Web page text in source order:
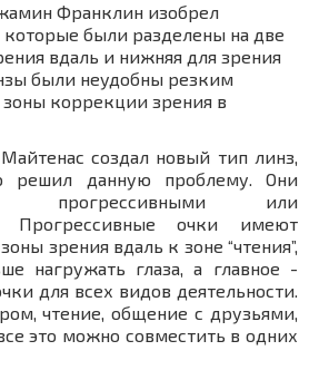
Франклин изобрел
были разделены на две
вдаль и нижняя для зрения
были неудобны резким
коррекции зрения в
создал новый тип линз,
решил данную проблему. Они
прогрессивными или
Прогрессивные очки имеют
зрения вдаль к зоне “чтения”,
нагружать глаза, а главное -
для всех видов деятельности.
чтение, общение с друзьями,
это можно совместить в одних